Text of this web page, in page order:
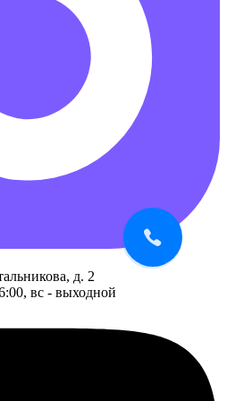
д. 2
вс - выходной